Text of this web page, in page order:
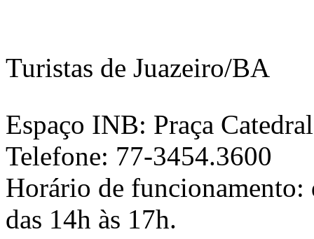
Turistas de Juazeiro/BA
Espaço INB: Praça
Telefone: 77-3454.3600
Horário de funcionamento:
das 14h às 17h.